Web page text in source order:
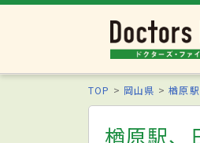
TOP 岡山県 楢原駅
楢原駅、